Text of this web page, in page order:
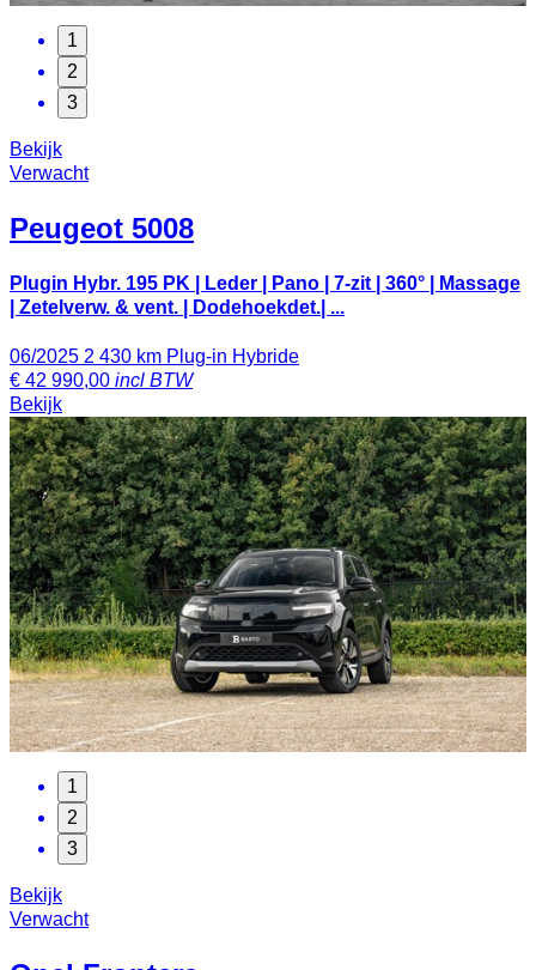
1
2
3
Bekijk
Verwacht
Peugeot 5008
Plugin Hybr. 195 PK | Leder | Pano | 7-zit | 360° | Massage
| Zetelverw. & vent. | Dodehoekdet.| ...
06/2025 2 430 km Plug-in Hybride
€ 42 990,00 incl BTW
Bekijk
1
2
3
Bekijk
Verwacht